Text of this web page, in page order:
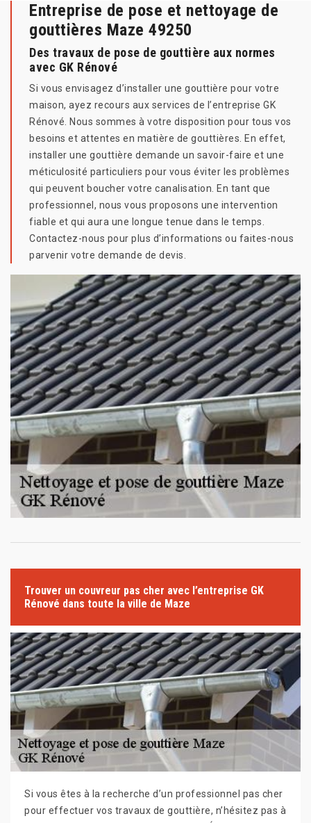
Entreprise de pose et nettoyage de
gouttières Maze 49250
Des travaux de pose de gouttière aux normes
avec GK Rénové
Si vous envisagez d’installer une gouttière pour votre
maison, ayez recours aux services de l’entreprise GK
Rénové. Nous sommes à votre disposition pour tous vos
besoins et attentes en matière de gouttières. En effet,
installer une gouttière demande un savoir-faire et une
méticulosité particuliers pour vous éviter les problèmes
qui peuvent boucher votre canalisation. En tant que
professionnel, nous vous proposons une intervention
fiable et qui aura une longue tenue dans le temps.
Contactez-nous pour plus d’informations ou faites-nous
parvenir votre demande de devis.
Trouver un couvreur pas cher avec l’entreprise GK
Rénové dans toute la ville de Maze
Si vous êtes à la recherche d’un professionnel pas cher
pour effectuer vos travaux de gouttière, n’hésitez pas à